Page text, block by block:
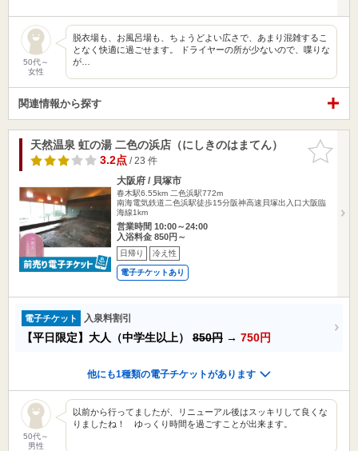
50代～
女性
脱衣場も、お風呂場も、ちょうどよい広さで、あまり混雑するこ
となく快適に過ごせます。 ドライヤーの所が少ないので、喋りな
が…
関連情報から探す
お気に入
りに追加
天然温泉 虹の湯 二色の浜店（にしきのはまてん）
3.2点/ 23 件
大阪府 / 貝塚市
春木駅6.55km 二色浜駅772m
南海電気鉄道二色浜駅徒歩15分阪神高速貝塚出入口大阪臨
海線1km
営業時間 10:00～24:00
入浴料金 850円～
日帰り 冷え性
電子チケットあり
電子チケット 入泉料割引
【平日限定】大人（中学生以上） 850円 → 750円
他にも1種類の電子チケットがあります
50代～
男性
以前から行ってましたが、リニューアル後はスッキリして良くな
りましたね！ ゆっくり時間を過ごすことが出来ます。